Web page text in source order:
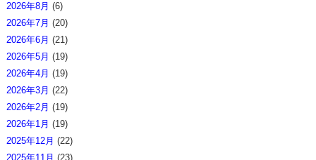
2026年8月 (6)
2026年7月 (20)
2026年6月 (21)
2026年5月 (19)
2026年4月 (19)
2026年3月 (22)
2026年2月 (19)
2026年1月 (19)
2025年12月 (22)
2025年11月 (23)